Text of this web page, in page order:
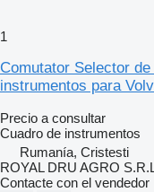
1
Comutator Selector
instrumentos para
Precio a consultar
Cuadro de instrumentos
Rumanía, Cristesti
ROYAL DRU AGRO
Contacte con el vendedor